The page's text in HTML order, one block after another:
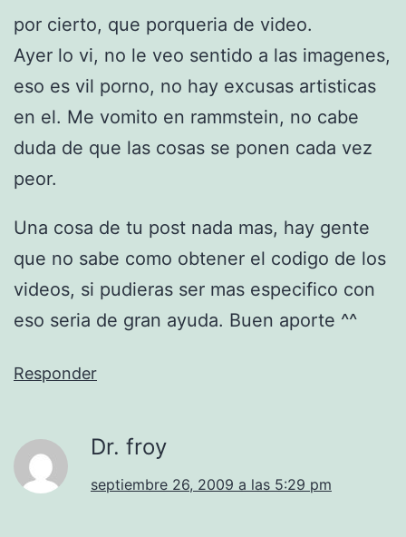
por cierto, que porqueria de video.
Ayer lo vi, no le veo sentido a las imagenes,
eso es vil porno, no hay excusas artisticas
en el. Me vomito en rammstein, no cabe
duda de que las cosas se ponen cada vez
peor.
Una cosa de tu post nada mas, hay gente
que no sabe como obtener el codigo de los
videos, si pudieras ser mas especifico con
eso seria de gran ayuda. Buen aporte ^^
Responder
Dr. froy
septiembre 26, 2009 a las 5:29 pm